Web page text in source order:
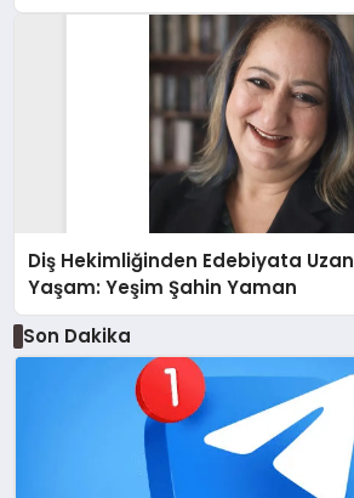
Diş Hekimliğinden Edebiyata
Yaşam: Yeşim Şahin Yaman
Son Dakika